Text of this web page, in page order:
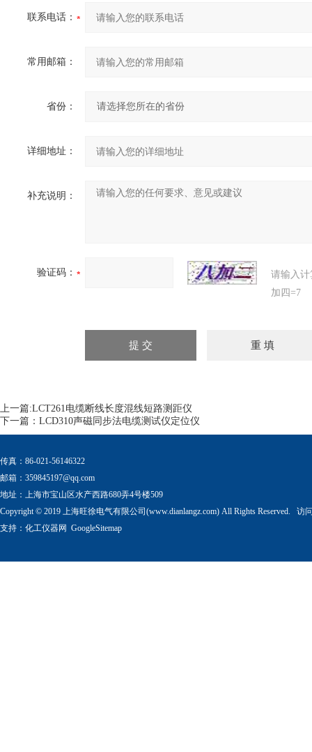
联系电话：
常用邮箱：
省份：
详细地址：
补充说明：
验证码：
请输入
加四=7
上一篇:LCT261电缆断线长度混线短路测距仪
下一篇： LCD310声磁同步法电缆测试仪定位仪
传真：86-021-56146322
邮箱： 359845197@qq.com
地址：上海市宝山区水产西路680弄4号楼509
Copyright © 2019 上海旺徐电气有限公司(www.dianlangz.com) All Rights Reserved. 访
支持： 化工仪器网 GoogleSitemap